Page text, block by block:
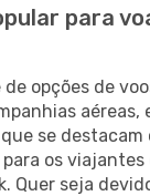
para
opções de
aéreas,
se destacam
os
Quer seja